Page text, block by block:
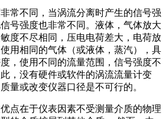
不同，当涡流分离时产生的信号强
号强度也非常不同。液体，气体放大
度不尽相同，压电电荷差大，电荷放
用相同的气体（或液体，蒸汽），具
，使用不同的流量范围，信号强度不
，没有硬件或软件的涡流流量计变
量或改变仪器口径是不可行的。
在于仪表因素不受测量介质的物理